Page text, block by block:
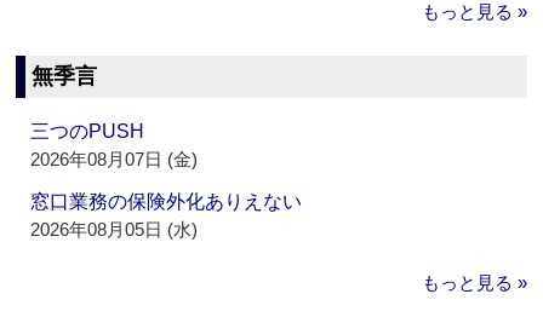
もっと見る »
無季言
三つのPUSH
2026年08月07日 (金)
窓口業務の保険外化ありえない
2026年08月05日 (水)
もっと見る »